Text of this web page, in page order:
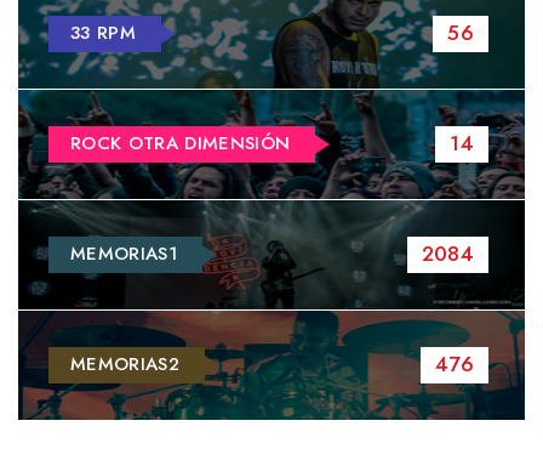
33 RPM 56
ROCK OTRA DIMENSIÓN 14
MEMORIAS1 2084
MEMORIAS2 476